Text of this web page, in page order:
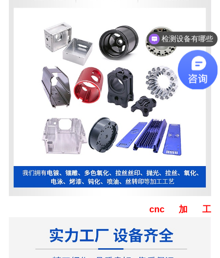
cnc加工
检测设备有哪些